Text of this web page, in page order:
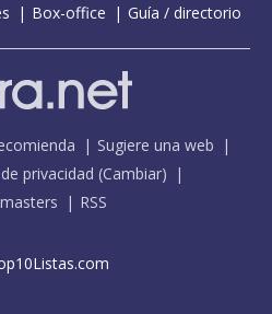
Box-office Guía / directorio
Sugiere una web
privacidad (Cambiar)
RSS